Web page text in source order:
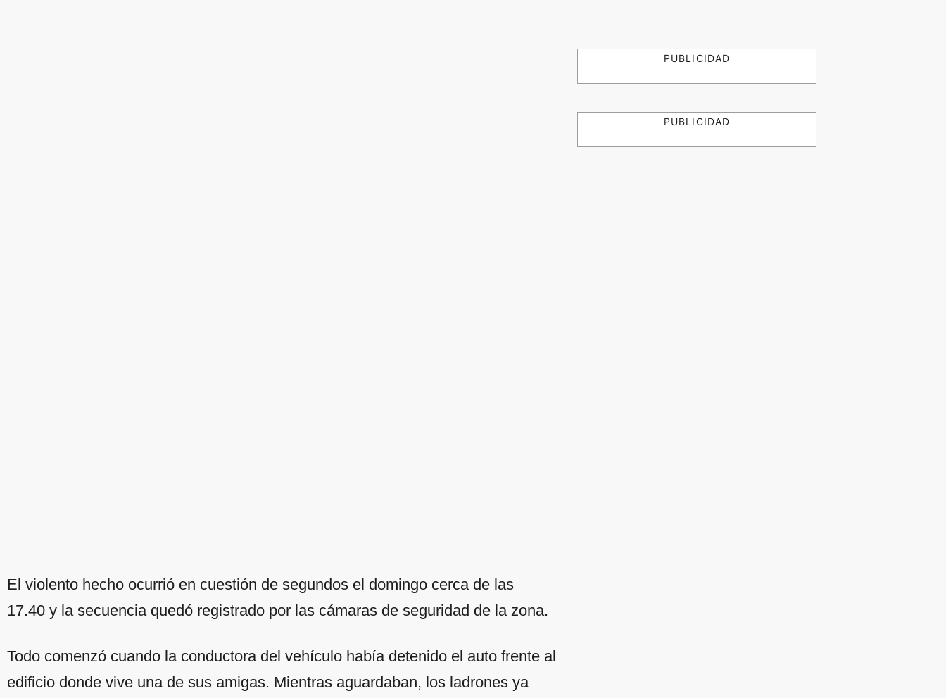
El violento hecho ocurrió en cuestión de segundos el domingo cerca de las
17.40 y la secuencia quedó registrado por las cámaras de seguridad de la zona.
Todo comenzó cuando la conductora del vehículo había detenido el auto frente al
edificio donde vive una de sus amigas. Mientras aguardaban, los ladrones ya
PUBLICIDAD
PUBLICIDAD